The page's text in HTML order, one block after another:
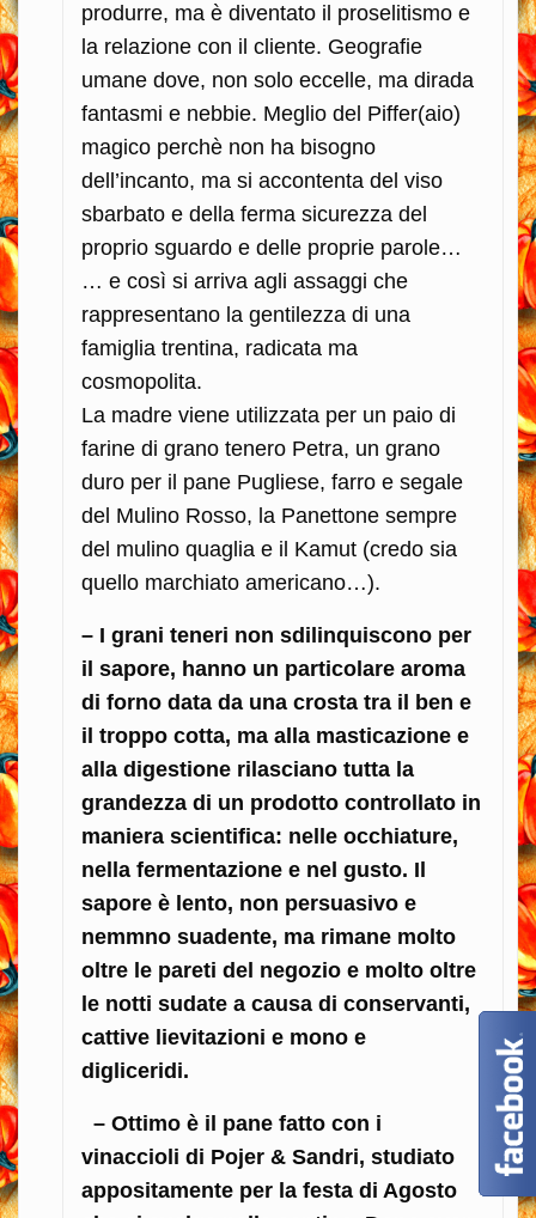
produrre, ma è diventato il proselitismo e
la relazione con il cliente. Geografie
umane dove, non solo eccelle, ma dirada
fantasmi e nebbie. Meglio del Piffer(aio)
magico perchè non ha bisogno
dell’incanto, ma si accontenta del viso
sbarbato e della ferma sicurezza del
proprio sguardo e delle proprie parole…
… e così si arriva agli assaggi che
rappresentano la gentilezza di una
famiglia trentina, radicata ma
cosmopolita.
La madre viene utilizzata per un paio di
farine di grano tenero Petra, un grano
duro per il pane Pugliese, farro e segale
del Mulino Rosso, la Panettone sempre
del mulino quaglia e il Kamut (credo sia
quello marchiato americano…).
– I grani teneri non sdilinquiscono per
il sapore, hanno un particolare aroma
di forno data da una crosta tra il ben e
il troppo cotta, ma alla masticazione e
alla digestione rilasciano tutta la
grandezza di un prodotto controllato in
maniera scientifica: nelle occhiature,
nella fermentazione e nel gusto. Il
sapore è lento, non persuasivo e
nemmno suadente, ma rimane molto
oltre le pareti del negozio e molto oltre
le notti sudate a causa di conservanti,
cattive lievitazioni e mono e
digliceridi.
– Ottimo è il pane fatto con i
vinaccioli di Pojer & Sandri, studiato
appositamente per la festa di Agosto